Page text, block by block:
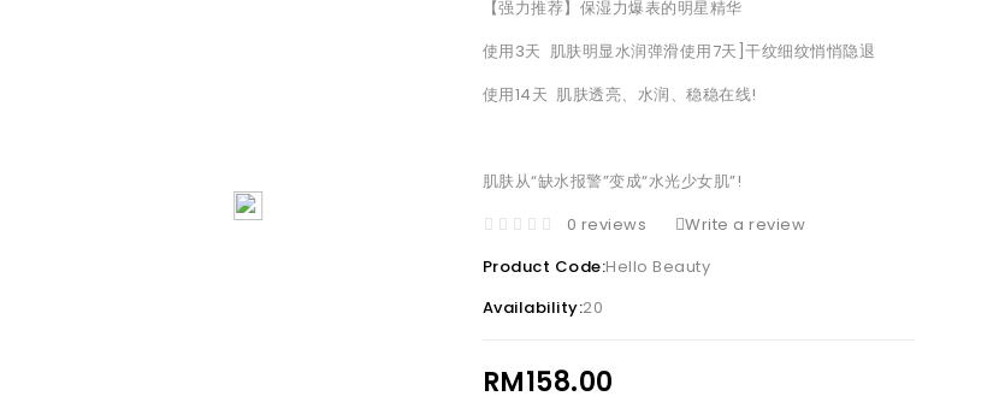
【强力推荐】保湿力爆表的明星精华
使用3天 肌肤明显水润弹滑使用7天]干纹细纹悄悄隐退
使用14天 肌肤透亮、水润、稳稳在线!
肌肤从“缺水报警”变成“水光少女肌”!
0 reviews
Write a review
Product Code:Hello Beauty
Availability:20
RM158.00